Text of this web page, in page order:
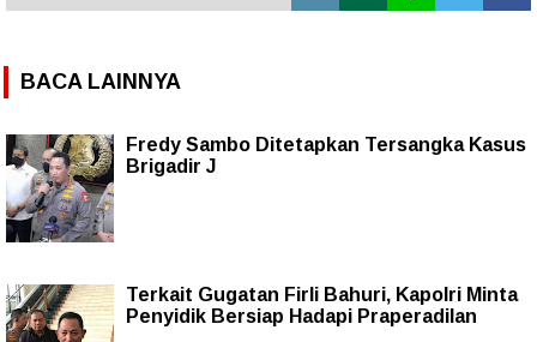
BACA LAINNYA
Fredy Sambo Ditetapkan Tersangka Kasus
Brigadir J
Terkait Gugatan Firli Bahuri, Kapolri Minta
Penyidik Bersiap Hadapi Praperadilan